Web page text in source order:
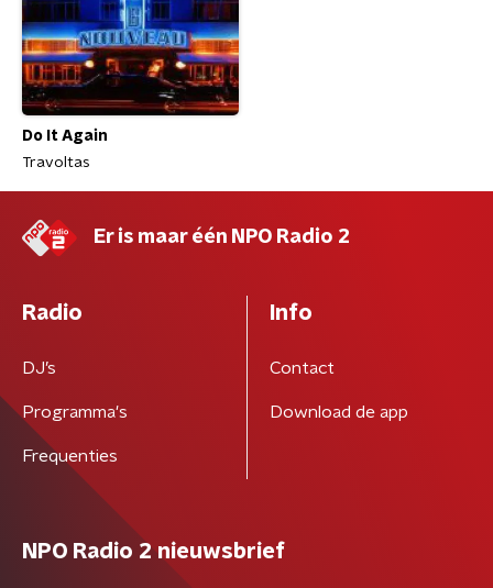
Do It Again
Travoltas
Er is maar één NPO Radio 2
Radio
DJ’s
Programma's
Frequenties
Info
Contact
Download de app
NPO Radio 2 nieuwsbrief